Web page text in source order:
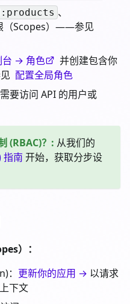
、
（Scopes）——参见
台 → 角色
并创建包含你
配置全局角色
要访问 API 的用户或
(RBAC)？ : 从我们的
指南 开始，获取分步设
）：
更新你的应用 → 以请求
下文